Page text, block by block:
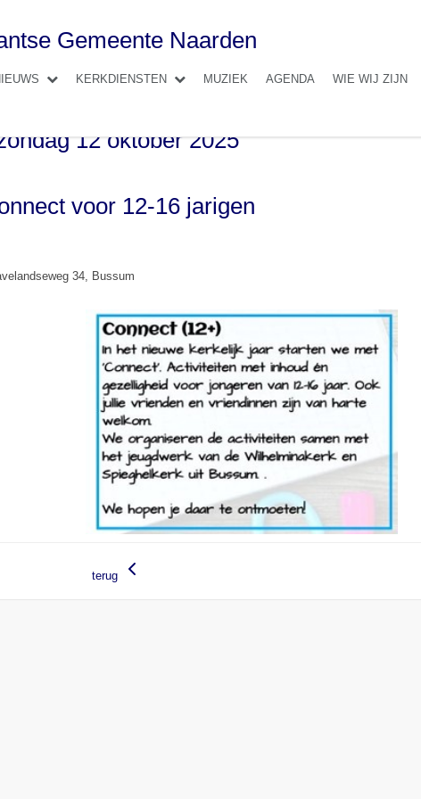
Gemeente Naarden
KERKDIENSTEN MUZIEK AGENDA WIE WIJ ZIJN
12 oktober 2025
voor 12-16 jarigen
34, Bussum
terug